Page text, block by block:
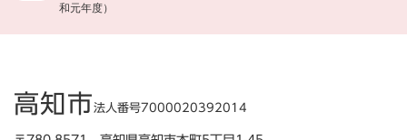
和元年度）
高知市法人番号7000020392014